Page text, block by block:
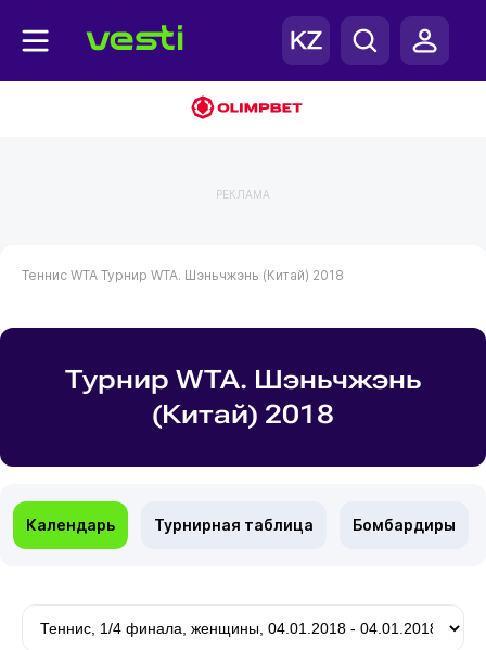
РЕКЛАМА
Теннис WTA Турнир WTA. Шэньчжэнь (Китай) 2018
Турнир WTA. Шэньчжэнь
(Китай) 2018
Календарь Турнирная таблица Бомбардиры